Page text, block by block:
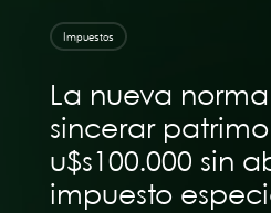
Impuestos
La nueva
sincerar
u$s100.000 sin
impuesto